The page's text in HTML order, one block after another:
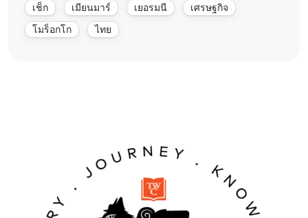
เช็ก
เมียนมาร์ เยอรมนี
เศรษฐกิจ
โมร็อกโก
ไทย